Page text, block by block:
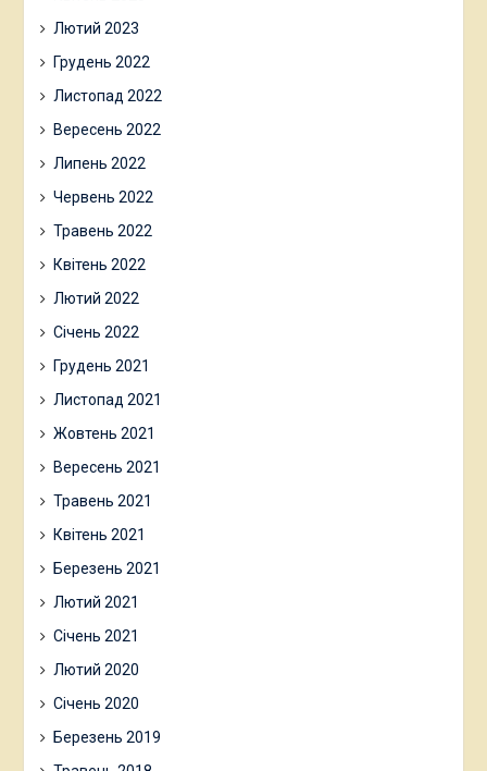
Лютий 2023
Грудень 2022
Листопад 2022
Вересень 2022
Липень 2022
Червень 2022
Травень 2022
Квітень 2022
Лютий 2022
Січень 2022
Грудень 2021
Листопад 2021
Жовтень 2021
Вересень 2021
Травень 2021
Квітень 2021
Березень 2021
Лютий 2021
Січень 2021
Лютий 2020
Січень 2020
Березень 2019